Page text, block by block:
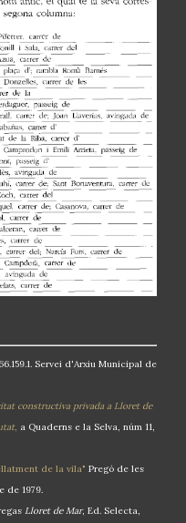
Servei d'Arxiu Municipal de
constructiva privada a Lloret de
, a Quaderns e la Selva, núm 11,
de la vila" Pregó de les
de 1979.
Lloret de Mar, Ed. Selecta,